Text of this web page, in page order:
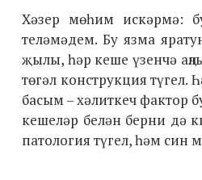
Хәзер мөһим искәрмә:
теләмәдем. Бу язма
җылы, һәр кеше үзенчә
төгәл конструкция түгел.
басым – хәлиткеч фактор
кешеләр белән берни дә
патология түгел, һәм